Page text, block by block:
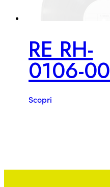
RE RH-
0106-00
Scopri